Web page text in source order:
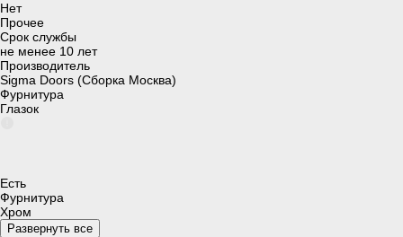
Нет
Прочее
Срок службы
не менее 10 лет
Производитель
Sigma Doors (Сборка Москва)
Фурнитура
Глазок
Есть
Фурнитура
Хром
Развернуть все